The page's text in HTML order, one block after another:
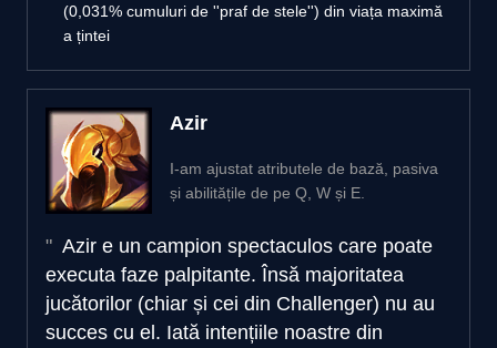
(0,031% cumuluri de ''praf de stele'') din viața maximă
a țintei
Azir
I-am ajustat atributele de bază, pasiva
și abilitățile de pe Q, W și E.
Azir e un campion spectaculos care poate
executa faze palpitante. Însă majoritatea
jucătorilor (chiar și cei din Challenger) nu au
succes cu el. Iată intențiile noastre din